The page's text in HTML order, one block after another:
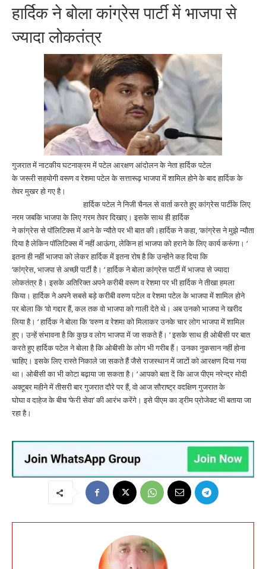
हार्दिक ने बोला कांग्रेस पार्टी में भाजपा से
ज्यादा लोकतंत्र
गुजरात में नाटकीय घटनाक्रम में पटेल आरक्षण आंदोलन के नेता हार्दिक पटेल
केजरूरीसहयोगी वरूणवरेशमा पटेल के सत्तारूढ़भाजपामें शामिल होने के बाद हार्दिक के
तेवर मुखर हो गए है।
हार्दिक पटेल ने निजी चैनल सेवार्ताकरते हुएकांग्रेस पार्टीके लिए
नरम जबकिभाजपाके लिए गरम तेवर दिखाए । इसके साथ ही हार्दिक
नेकांग्रेससेपॉलिटिक्समें आने के न्यौते पर भी बात की ।हार्दिक ने कहा, ‘कांग्रेस ने मुझे न्यौता
दिया है लेकिनपॉलिटिक्समें नहीं आऊंगा, लेकिन हांभाजपाको हराने के लिएकार्यकरूंगा । ‘
इतना ही नहींभाजपाको लेकर हार्दिक में इतना रोष है कि उन्होंने कह दिया कि
‘कांग्रेस, भाजपासे अच्छी पार्टी है। ‘ हार्दिक नेबोलाकांग्रेस पार्टीमेंभाजपासे ज्यादा
लोकतंत्र है। इसकेअतिरिक्तअपने करीबी वरूणवरेशमा पर भी हार्दिक ने तीखा हमला
किया । हार्दिक ने अपने सबसे बड़े करीबी वरुण पटेलवरेशमा पटेल केभाजपामें शामिल होने
परबोलाकि ‘वो गद्दार हैं, कल तक वोभाजपाको गाली देते थे । अब उनकोभाजपाने खरीद
लिया है। ‘ हार्दिक नेबोलाकि ‘वरुणवरेशमा को मिलाकर उनके चार लोगभाजपामें शामिल
हुए । उन्हेंसंभावनाहै कि कुछवलोगभाजपामें जा सकते हैं। ‘ इसके साथ ही ओबीसी पर बात
करते हुए हार्दिक पटेल नेबोलाहै कि ओबीसी के लोग भी गरीब हैं। उनका नुकसान नहीं होना
चाहिए । इसके लिए रास्ते निकाले जा सकते हैं जैसे राजस्थान में जाटों को आरक्षण दिया गया
था । ओबीसी का भी कोटा बढ़ाया जा सकता है। ‘ आपको बता दें कि आज पीएम नरेन्द्र मोदी
अक्टूबर महीने में तीसरी बार गुजरात दौरे पर हैं, वो आज सौराष्ट्रवदक्ष‍िण गुजरात के
घोघावदाहेज के बीच ‘फेरी सेवा’ कीआरंभकरेंगे । इसे पीएम का ड्रीम प्रोजेक्ट भी बताया जा
रहा है।